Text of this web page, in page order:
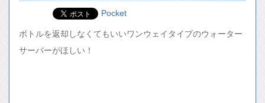
Pocket
ボトルを返却しなくてもいいワンウェイタイプのウォーター
サーバーがほしい！